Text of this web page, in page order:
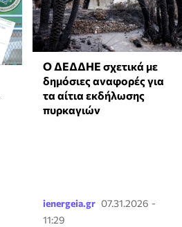
Ο ΔΕΔΔΗΕ σχετικά με
δημόσιες αναφορές για
τα αίτια εκδήλωσης
πυρκαγιών
ienergeia.gr 07.31.2026 -
11:29